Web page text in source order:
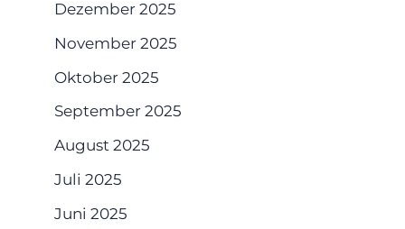
Dezember 2025
November 2025
Oktober 2025
September 2025
August 2025
Juli 2025
Juni 2025